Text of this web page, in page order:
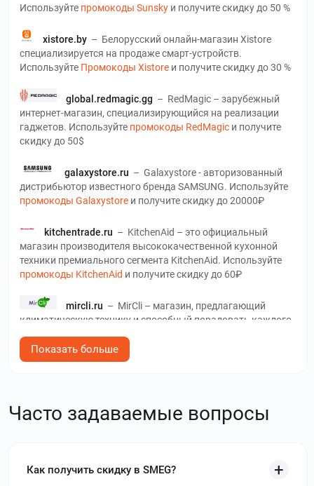
Используйте промокоды Sunsky и получите скидку до 50 %
xistore.by – Белорусский онлайн-магазин Xistore
специализируется на продаже смарт-устройств.
Используйте Промокоды Xistore и получите скидку до 30 %
global.redmagic.gg – RedMagic – зарубежный
интернет-магазин, специализирующийся на реализации
гаджетов. Используйте промокоды RedMagic и получите
скидку до 50$
galaxystore.ru –Galaxystore - авторизованный
дистрибьютор известного бренда SAMSUNG. Используйте
промокоды Galaxystore и получите скидку до 20000₽
kitchentrade.ru – KitchenAid – это официальный
магазин производителя высококачественной кухонной
техники премиального сегмента KitchenAid. Используйте
промокоды KitchenAid и получите скидку до 60₽
mircli.ru – MirCli – магазин, предлагающий
климатическую технику и способный порадовать каждого
до 50 %
Используйтепромокоды Weissgauff
и получите скидку до
40%
электроники и различных видов техники. Используйте
Показать больше
Часто задаваемые вопросы
Как получить скидку в SMEG?